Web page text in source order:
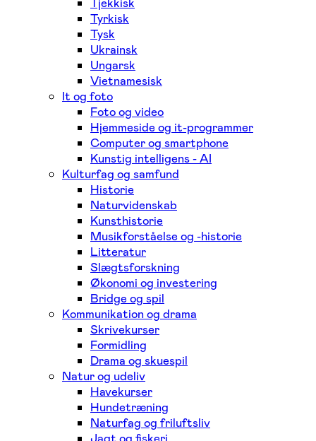
Tyrkisk
Tysk
Ukrainsk
Ungarsk
Vietnamesisk
It og foto
Foto og video
Hjemmeside og it-programmer
Computer og smartphone
Kunstig intelligens - AI
Kulturfag og samfund
Historie
Naturvidenskab
Kunsthistorie
Musikforståelse og -historie
Litteratur
Slægtsforskning
Økonomi og investering
Bridge og spil
Kommunikation og drama
Skrivekurser
Formidling
Drama og skuespil
Natur og udeliv
Havekurser
Hundetræning
Naturfag og friluftsliv